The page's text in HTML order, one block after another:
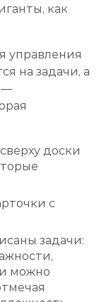
как
управления
на задачи, а
—
доски
с
задачи:
можно